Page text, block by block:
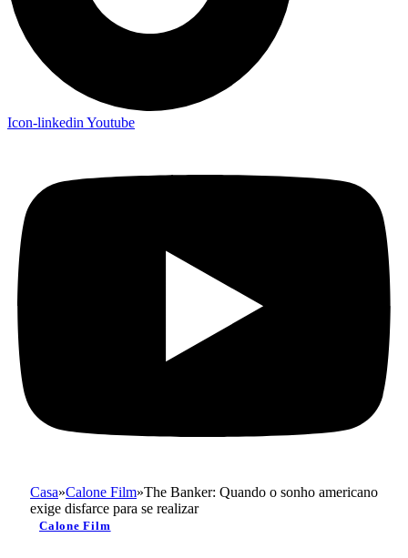
Icon-linkedin Youtube
Casa»Calone Film»The Banker: Quando o sonho americano
exige disfarce para se realizar
Calone Film